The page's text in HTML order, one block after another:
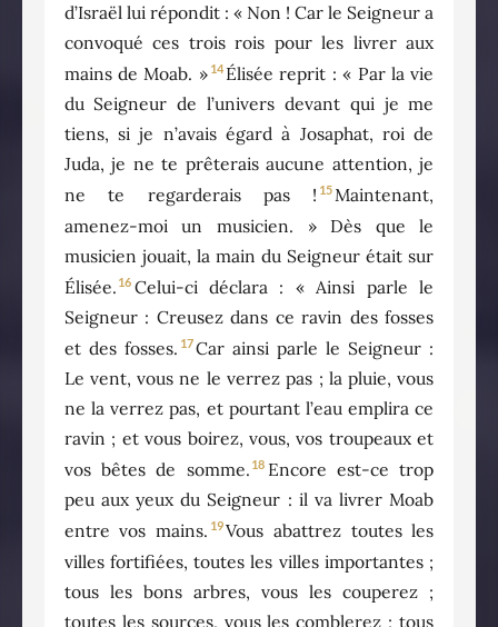
d’Israël lui répondit : « Non ! Car le Seigneur a
convoqué ces trois rois pour les livrer aux
mains de Moab. » 14 Élisée reprit : « Par la vie
du Seigneur de l’univers devant qui je me
tiens, si je n’avais égard à Josaphat, roi de
Juda, je ne te prêterais aucune attention, je
ne te regarderais pas ! 15Maintenant,
amenez-moi un musicien. » Dès que le
musicien jouait, la main du Seigneur était sur
Élisée. 16 Celui-ci déclara : « Ainsi parle le
Seigneur : Creusez dans ce ravin des fosses
et des fosses. 17Car ainsi parle le Seigneur :
Le vent, vous ne le verrez pas ; la pluie, vous
ne la verrez pas, et pourtant l’eau emplira ce
ravin ; et vous boirez, vous, vos troupeaux et
vos bêtes de somme. 18 Encore est-ce trop
peu aux yeux du Seigneur : il va livrer Moab
entre vos mains. 19Vous abattrez toutes les
villes fortifiées, toutes les villes importantes ;
tous les bons arbres, vous les couperez ;
toutes les sources, vous les comblerez ; tous